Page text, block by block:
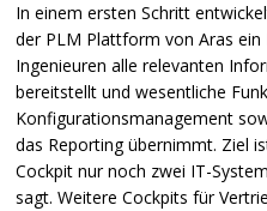
In einem ersten Schritt
der PLM Plattform von Aras ein
Ingenieuren alle relevanten
bereitstellt und wesentliche
Konfigurationsmanagement
das Reporting übernimmt. Ziel
Cockpit nur noch zwei IT-
sagt. Weitere Cockpits für